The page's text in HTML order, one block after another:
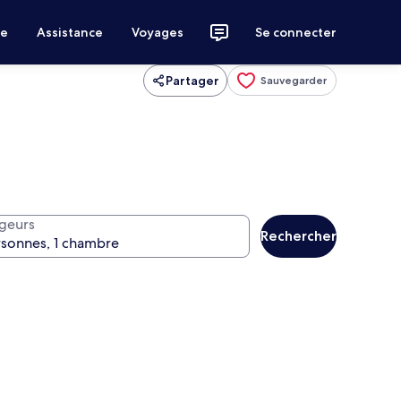
Assistance Voyages Se connecter
Partager Sauvegarder
Rechercher